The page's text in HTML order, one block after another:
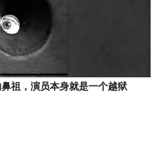
祖，演员本身就是一个越狱